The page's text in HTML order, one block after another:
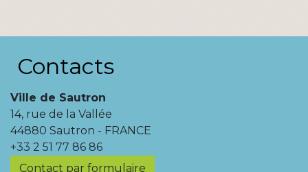
Contacts
Ville de Sautron
14, rue de la Vallée
44880 Sautron - FRANCE
+33 2 51 77 86 86
Contact par formulaire